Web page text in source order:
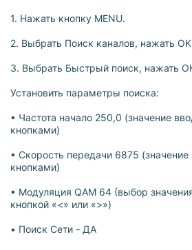
1. Нажать кнопку MENU.
2. Выбрать Поиск каналов, нажать
3. Выбрать Быстрый поиск, нажать
Установить параметры поиска:
• Частота начало 250,0 (значение
кнопками)
• Скорость передачи 6875
кнопками)
• Модуляция QAM 64 (выбор
кнопкой «<» или «>»)
• Поиск Сети - ДА